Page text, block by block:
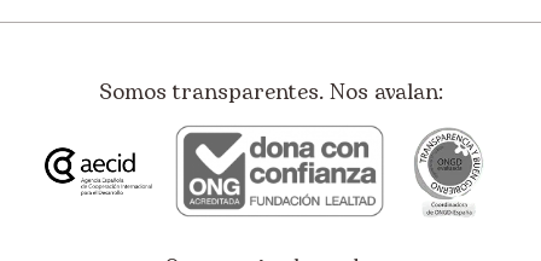
Somos transparentes. Nos avalan: